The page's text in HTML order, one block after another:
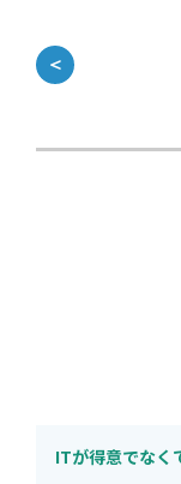
＜
ITが得意でなく